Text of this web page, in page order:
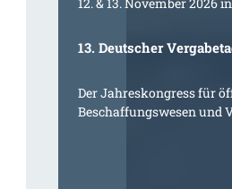
13. Deutscher
Der Jahreskongress für
Beschaffungswesen und